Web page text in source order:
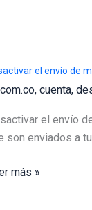
el envío de
, cuenta,
el envío
son enviados a
más »